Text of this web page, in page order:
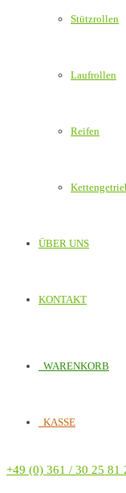
Stützrollen
Laufrollen
Reifen
ÜBER UNS
KONTAKT
WARENKORB
KASSE
+49 (0) 361 / 30 25 81